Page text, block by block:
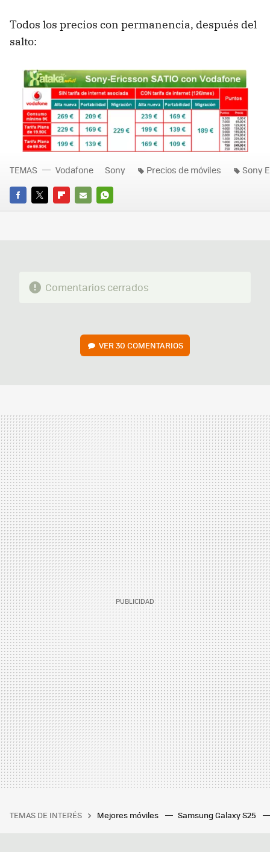
Todos los precios con permanencia, después del
salto:
FACEBOOK
TWITTERFLIPBOARD
E-
WHATSAPP
TEMAS Vodafone Sony Precios de móviles Sony
Comentarios cerrados
VER30 COMENTARIOS
TEMAS DE INTERÉS Mejores móviles Samsung Galaxy S25